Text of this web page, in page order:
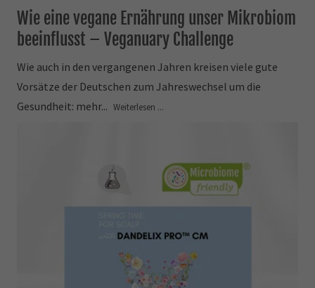
Wie eine vegane Ernährung unser Mikrobiom
beeinflusst – Veganuary Challenge
Wie auch in den vergangenen Jahren kreisen viele gute
Vorsätze der Deutschen zum Jahreswechsel um die
Gesundheit: mehr... Weiterlesen ...